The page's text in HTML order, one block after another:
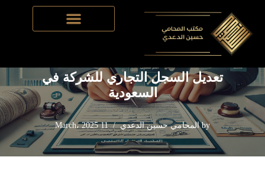
Skip
Home
- تأسيس الشركات في السعودية-تعديل السجل التجاري
للشركة في السعودية
تعديل السجل التجاري للشركة في
السعودية
by المحامي حسين الدعدي 11 March، 2025